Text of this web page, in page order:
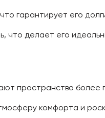
гарантирует его
что делает его
пространство
комфорта и